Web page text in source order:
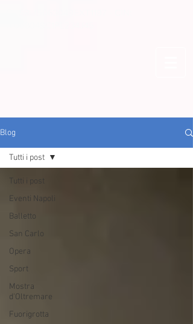
Blog
Tutti i post
Eventi Napoli
Balletto
San Carlo
Opera
Sport
Mostra
d'Oltremare
Fuorigrotta
Tutti i post